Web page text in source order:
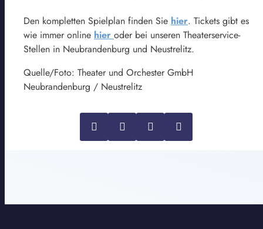
Den kompletten Spielplan finden Sie hier. Tickets gibt es
wie immer online hier oder bei unseren Theaterservice-
Stellen in Neubrandenburg und Neustrelitz.
Quelle/Foto: Theater und Orchester GmbH
Neubrandenburg / Neustrelitz